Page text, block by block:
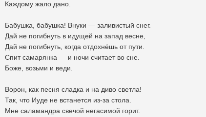
Каждому жало дано.
Бабушка, бабушка! Внуки — заливистый снег.
Дай не погибнуть в идущей на запад весне,
Дай не погибнуть, когда отдохнëшь от пути.
Спит самарянка — и ночи считает во сне.
Боже, возьми и веди.
Ворон, как песня сладка и на диво светла!
Так, что Иуде не встанется из-за стола.
Мне саламандра свечой негасимой горит.